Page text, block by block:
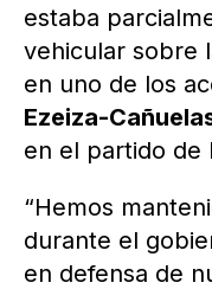
estaba
vehicular sobre
en uno de los
Ezeiza-
en el partido de
“Hemos
durante el
en defensa de